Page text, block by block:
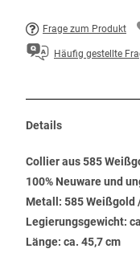
Frage zum Produkt
Häufig gestellte
Details
Collier aus 585
100% Neuware und
Metall: 585 Weißgold
Legierungsgewicht:
Länge: ca. 45,7 cm